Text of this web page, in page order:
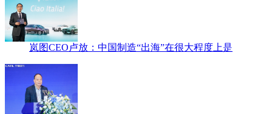
岚图CEO卢放：中国制造“出海”在很大程度上是